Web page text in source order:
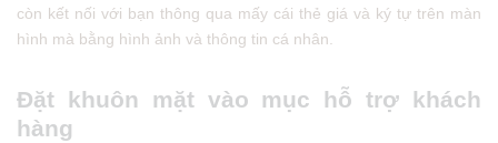
còn kết nối với bạn thông qua mấy cái thẻ giá và ký tự trên màn
hình mà bằng hình ảnh và thông tin cá nhân.
Đặt khuôn mặt vào mục hỗ trợ khách
hàng